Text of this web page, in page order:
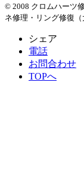
© 2008 クロムハーツ
ネ修理・リング修復（
シェア
電話
お問合わせ
TOPへ